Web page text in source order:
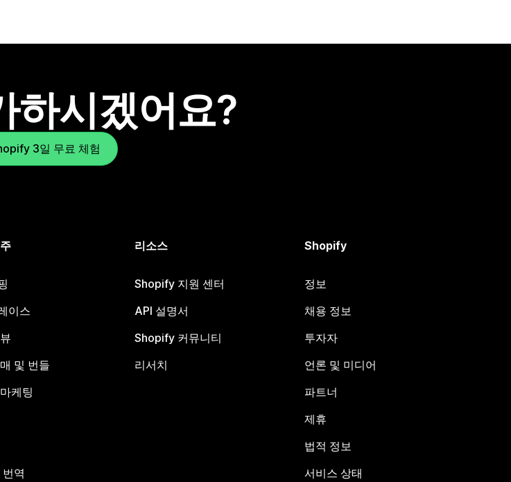
하시겠어요?
3일 무료 체험
이스
및 번들
케팅
역
리소스
Shopify 지원 센터
API 설명서
Shopify 커뮤니티
리서치
Shopify
정보
채용 정보
투자자
언론 및 미디어
파트너
제휴
법적 정보
서비스 상태